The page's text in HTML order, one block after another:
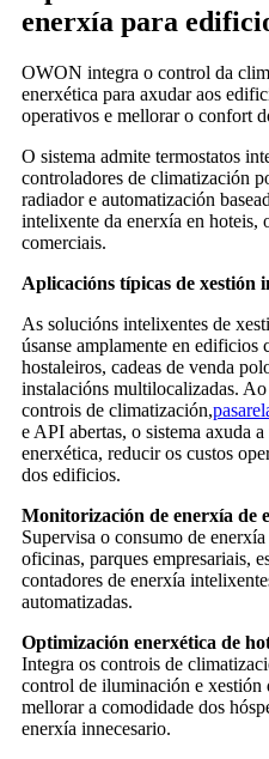
enerxía para
OWON integra o control da
enerxética para axudar aos
operativos e mellorar o confort
O sistema admite termostatos
controladores de climatización
radiador e automatización
intelixente da enerxía en hoteis,
comerciais.
Aplicacións típicas de xestión
As solucións intelixentes de
úsanse amplamente en edificios
hostaleiros, cadeas de venda
instalacións multilocalizadas.
controis de climatización,
e API abertas, o sistema axuda
enerxética, reducir os custos
dos edificios.
Monitorización de enerxía de
Supervisa o consumo de
oficinas, parques empresariais,
contadores de enerxía
automatizadas.
Optimización enerxética de
Integra os controis de
control de iluminación e xestión
mellorar a comodidade dos
enerxía innecesario.